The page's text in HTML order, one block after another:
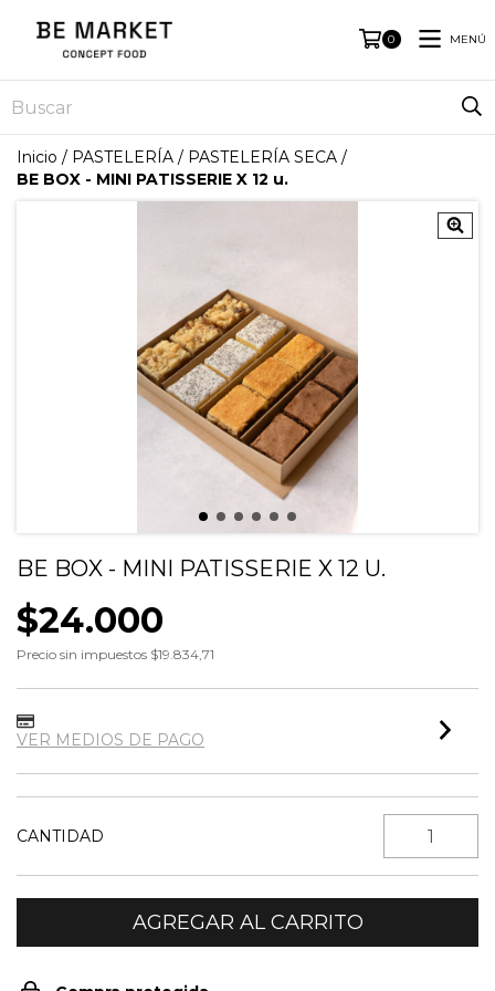
0 MENÚ
Inicio / PASTELERÍA / PASTELERÍA SECA /
BE BOX - MINI PATISSERIE X 12 u.
BE BOX - MINI PATISSERIE X 12 U.
$24.000
Precio sin impuestos $19.834,71
VER MEDIOS DE PAGO
CANTIDAD